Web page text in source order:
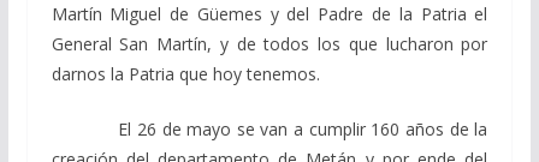
Martín Miguel de Güemes y del Padre de la Patria el
General San Martín, y de todos los que lucharon por
darnos la Patria que hoy tenemos.
El 26 de mayo se van a cumplir 160 años de la